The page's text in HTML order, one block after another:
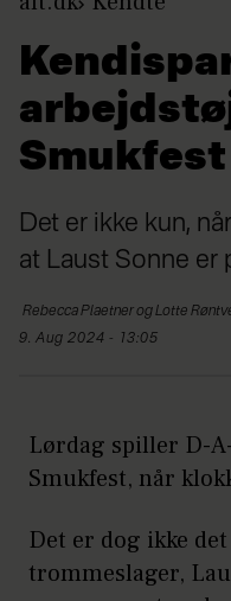
Smukfest
Det er ikke kun,
at Laust Sonne er
RebeccaPlaetner og Lotte
9. Aug 2024 - 13:05
Lørdag spiller D-
Smukfest, når
Det er dog ikke
trommeslager,